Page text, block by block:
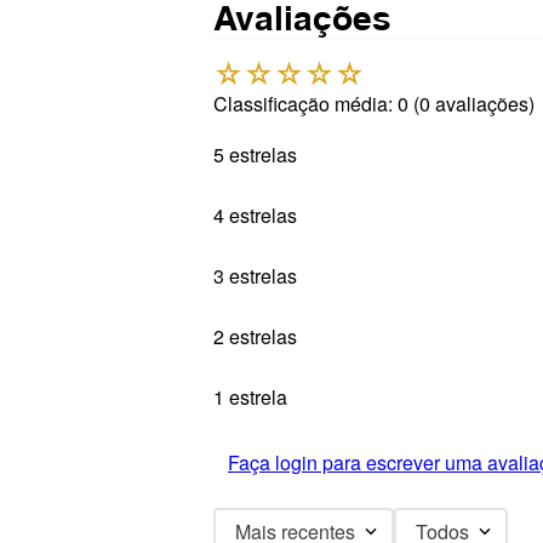
Avaliações
☆☆☆☆☆
Classificação média: 0 (0 avaliações)
5 estrelas
4 estrelas
3 estrelas
2 estrelas
1 estrela
Faça login para escrever uma
Mais recentes Todos